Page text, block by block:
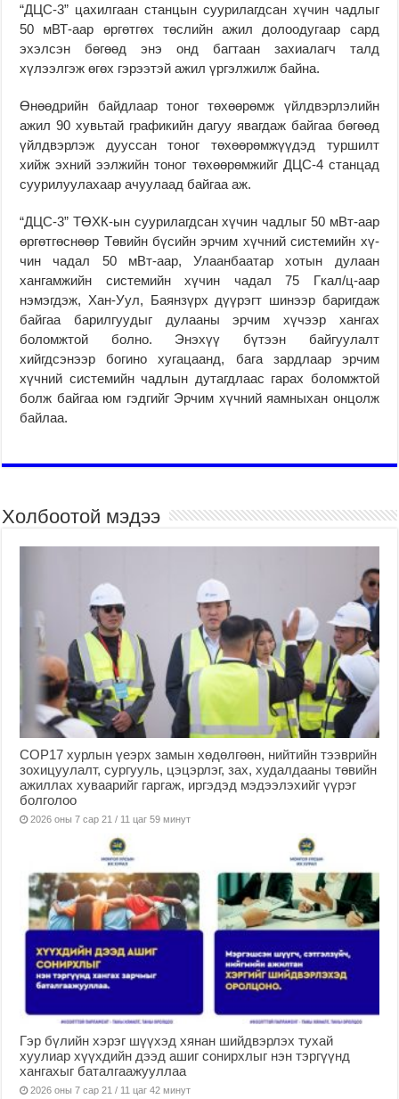
“ДЦС-3” цахилгаан стан­цын суурилагдсан хүчин чадлыг
50 мВТ-аар өргөтгөх төслийн ажил долоодугаар сард
эхэлсэн бөгөөд энэ онд багтаан захиалагч талд
хүлээлгэж өгөх гэрээтэй ажил үргэлжилж байна.
Өнөөд­рийн байдлаар тоног төхөөрөмж үйлдвэрлэлийн
ажил 90 хувьтай графикийн дагуу явагдаж байгаа бөгөөд
үйлдвэрлэж дууссан тоног төхөөрөмжүүдэд туршилт
хийж эхний ээлжийн тоног төхөөрөмжийг ДЦС-4 станцад
суурилуулахаар ачуулаад байгаа аж.
“ДЦС-3” ТӨХК-ын суу­рилагдсан хүчин чадлыг 50 мВт-аар
өргөтгөснөөр Төвийн бүсийн эрчим хүчний системийн хү­
чин чадал 50 мВт-аар, Улаанбаатар хотын дулаан
хангамжийн системийн хү­чин чадал 75 Гкал/ц-аар
нэмэгдэж, Хан-Уул, Баян­­­зүрх дүүрэгт шинээр бариг­даж
байгаа барилгуудыг ду­лааны эрчим хүчээр хан­гах
боломжтой болно. Энэ­хүү бүтээн байгуулалт
хийгдсэнээр богино хуга­цаанд, бага зардлаар эрчим
хүчний системийн чадлын дутагдлаас гарах боломжтой
болж байгаа юм гэдгийг Эрчим хүчний яамныхан онцолж
байлаа.
Холбоотой мэдээ
COP17 хурлын үеэрх замын хөдөлгөөн, нийтийн тээврийн
зохицуулалт, сургууль, цэцэрлэг, зах, худалдааны төвийн
ажиллах хуваарийг гаргаж, иргэдэд мэдээлэхийг үүрэг
болголоо
2026 оны 7 сар 21 / 11 цаг 59 минут
Гэр бүлийн хэрэг шүүхэд хянан шийдвэрлэх тухай
хуулиар хүүхдийн дээд ашиг сонирхлыг нэн тэргүүнд
хангахыг баталгаажууллаа
2026 оны 7 сар 21 / 11 цаг 42 минут